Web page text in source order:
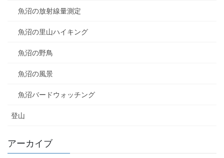
魚沼の放射線量測定
魚沼の里山ハイキング
魚沼の野鳥
魚沼の風景
魚沼バードウォッチング
登山
アーカイブ